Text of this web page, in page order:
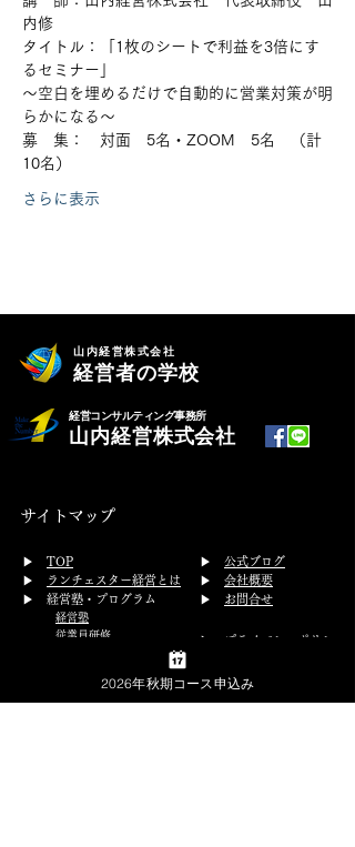
内修
タイトル：「1枚のシートで利益を3倍にす
るセミナー」
～空白を埋めるだけで自動的に営業対策が明
らかになる～
募　集：　対面　5名・ZOOM　5名　（計
10名）
さらに表示
山内経営株式会社
経営者の学校
経営コンサルティング事務所
山内経営株式会社
サイトマップ
​▶ TOP
▶
ランチェスター経営とは
▶ 経営塾・プログラム
経営塾
従業員研修
▶ コンサルティング
▶ 公式ブログ
▶ 会社概要
▶ お問合せ
▶
プライバシーポリシー
2026年秋期コース申込み